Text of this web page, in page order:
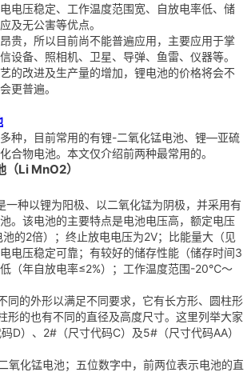
电压稳定、工作温度范围宽、自放电率低、储
及无公害等优点。
贵，所以目前尚不能普遍应用，主要应用于掌
设备、照相机、卫星、导弹、鱼雷、仪器等。
的改进及生产量的增加，锂电池的价格将会不
更普遍。
种，目前常用的有锂-二氧化锰电池、锂—亚硫
合物电池。本文仅介绍前两种最常用的。
Li MnO2）
种以锂为阳极、以二氧化锰为阴极，并采用有
。该电池的主要特点是电池电压高，额定电压
的2倍）；终止放电电压为2V；比能量大（见
电压稳定可靠；有较好的储存性能（储存时间3
（年自放电率≤2%）；工作温度范围-20℃～
的外形以满足不同要求，它有长方形、圆柱形
形的也有不同的直径及高度尺寸。这里列举大家
D）、2#（尺寸代码C）及5#（尺寸代码AA）
氧化锰电池；五位数字中，前两位表示电池的直